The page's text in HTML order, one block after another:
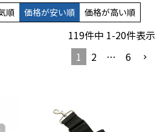
順 価格が安い順 価格が高い順
119件中 1-20件表示
1
2 … 6